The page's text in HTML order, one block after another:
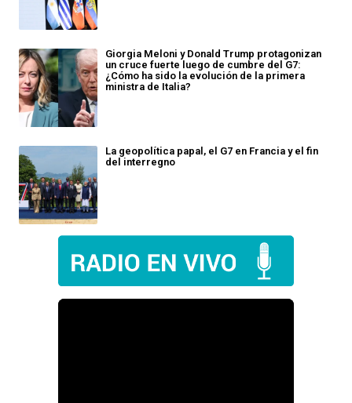
Giorgia Meloni y Donald Trump protagonizan
un cruce fuerte luego de cumbre del G7:
¿Cómo ha sido la evolución de la primera
ministra de Italia?
La geopolítica papal, el G7 en Francia y el fin
del interregno